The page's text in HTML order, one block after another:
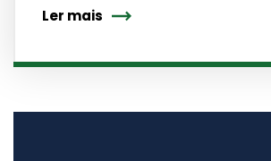
Ler mais